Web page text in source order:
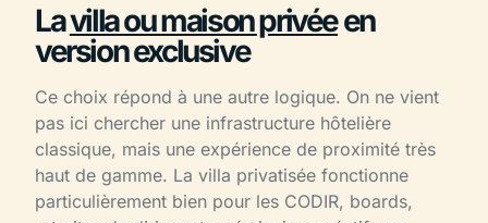
Lavilla ou maison privéeen
version exclusive
Ce choix répond à une autre logique. On ne vient
pas ici chercher une infrastructure hôtelière
classique, mais une expérience de proximité très
haut de gamme. La villa privatisée fonctionne
particulièrement bien pour les CODIR, boards,